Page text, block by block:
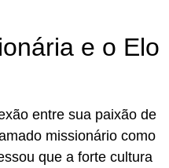
e o Elo
entre sua paixão de
missionário como
que a forte cultura